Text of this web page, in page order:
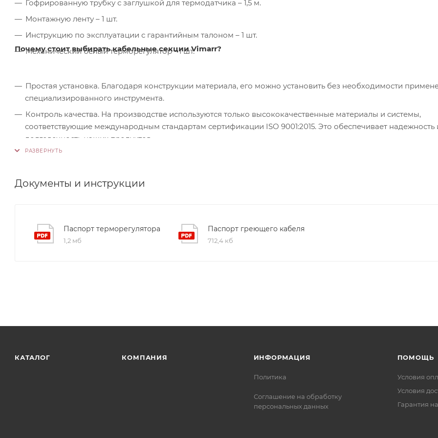
Гофрированную трубку с заглушкой для термодатчика – 1,5 м.
Монтажную ленту – 1 шт.
Инструкцию по эксплуатации с гарантийным талоном – 1 шт.
Механический белый терморегулятор - 1 шт.
Почему стоит выбирать кабельные секции Vimarr?
Простая установка. Благодаря конструкции материала, его можно установить без необходимости
специализированного инструмента.
Контроль качества. На производстве используются только высококачественные материалы и системы,
соответствующие международным стандартам сертификации ISO 9001:2015. Это обеспечивает надежность
долговечность наших продуктов.
Документы и инструкции
Паспорт терморегулятора
1,2 мб
Паспорт греющего кабеля
712,4 кб
КАТАЛОГ КОМПАНИЯ ИНФОРМАЦИЯ
Политика
Соглашение на обработку
персональных данных
ПОМОЩЬ
Условия
Условия
Гарантия